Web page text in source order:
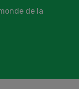
de la